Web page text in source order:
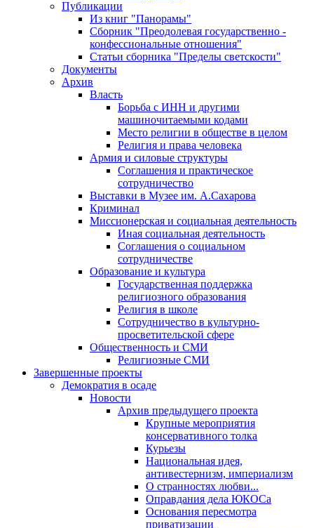
Публикации
Из книг "Панорамы"
Сборник "Преодолевая государственно -
конфессиональные отношения"
Статьи сборника "Пределы светскости"
Документы
Архив
Власть
Борьба с ИНН и другими
машиночитаемыми кодами
Место религии в обществе в целом
Религия и права человека
Армия и силовые структуры
Соглашения и практическое
сотрудничество
Выставки в Музее им. А.Сахарова
Криминал
Миссионерская и социальная деятельность
Иная социальная деятельность
Соглашения о социальном
сотрудничестве
Образование и культура
Государственная поддержка
религиозного образования
Религия в школе
Сотрудничество в культурно-
просветительской сфере
Общественность и СМИ
Религиозные СМИ
Завершенные проекты
Демократия в осаде
Новости
Архив предыдущего проекта
Крупные мероприятия
консервативного толка
Курьезы
Национальная идея,
антивестернизм, империализм
О странностях любви...
Оправдания дела ЮКОСа
Основания пересмотра
приватизации